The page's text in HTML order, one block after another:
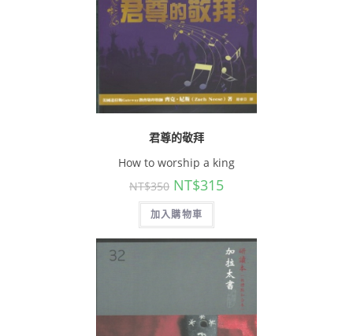
君尊的敬拜
How to worship a king
NT$350 NT$315
加入購物車